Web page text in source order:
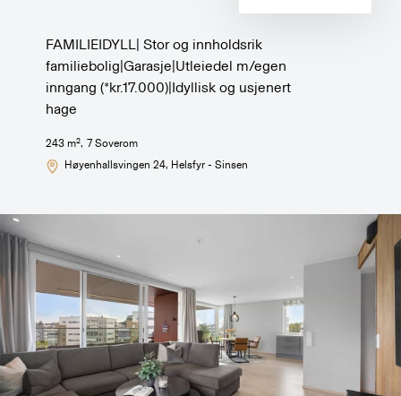
FAMILIEIDYLL| Stor og innholdsrik
familiebolig|Garasje|Utleiedel m/egen
inngang (*kr.17.000)|Idyllisk og usjenert
hage
243 m2, 7Soverom
Høyenhallsvingen 24, Helsfyr - Sinsen